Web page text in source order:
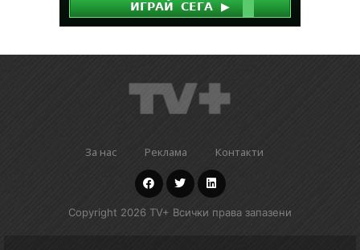
За нас Реклама Контакти
Copyright 2026 TV+ Всички права запазени